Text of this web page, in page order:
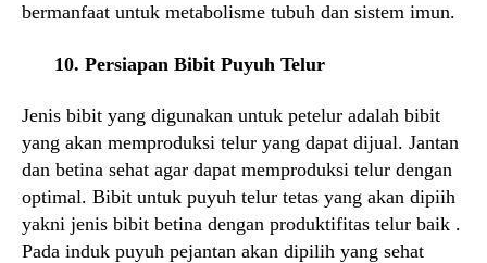
bermanfaat untuk metabolisme tubuh dan sistem imun.
10. Persiapan Bibit Puyuh Telur
Jenis bibit yang digunakan untuk petelur adalah bibit
yang akan memproduksi telur yang dapat dijual. Jantan
dan betina sehat agar dapat memproduksi telur dengan
optimal. Bibit untuk puyuh telur tetas yang akan dipiih
yakni jenis bibit betina dengan produktifitas telur baik .
Pada induk puyuh pejantan akan dipilih yang sehat